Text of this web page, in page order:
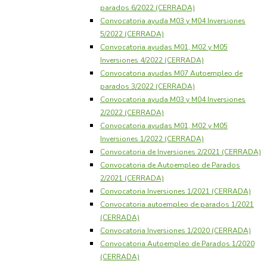
parados 6/2022 (CERRADA)
Convocatoria ayuda M03 y M04 Inversiones
5/2022 (CERRADA)
Convocatoria ayudas M01, M02 y M05
Inversiones 4/2022 (CERRADA)
Convocatoria ayudas M07 Autoempleo de
parados 3/2022 (CERRADA)
Convocatoria ayuda M03 y M04 Inversiones
2/2022 (CERRADA)
Convocatoria ayudas M01, M02 y M05
Inversiones 1/2022 (CERRADA)
Convocatoria de Inversiones 2/2021 (CERRADA)
Convocatoria de Autoempleo de Parados
2/2021 (CERRADA)
Convocatoria Inversiones 1/2021 (CERRADA)
Convocatoria autoempleo de parados 1/2021
(CERRADA)
Convocatoria Inversiones 1/2020 (CERRADA)
Convocatoria Autoempleo de Parados 1/2020
(CERRADA)